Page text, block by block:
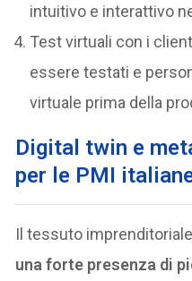
intuitivo e interattivo
Test virtuali con i
essere testati e
virtuale prima della
Digital twin e
per le PMI
Il tessuto
una forte presenza di